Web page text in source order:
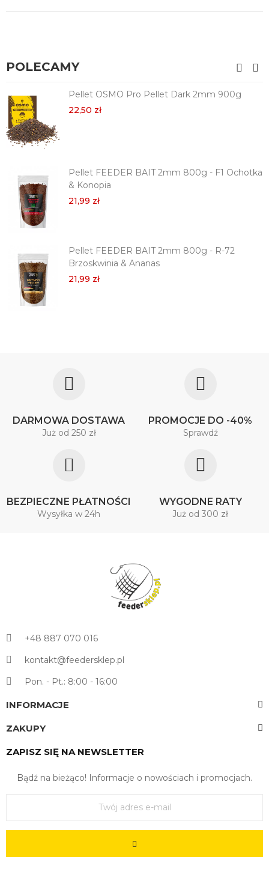
POLECAMY
Pellet OSMO Pro Pellet Dark 2mm 900g
22,50 zł
Pellet FEEDER BAIT 2mm 800g - F1 Ochotka
& Konopia
21,99 zł
Pellet FEEDER BAIT 2mm 800g - R-72
Brzoskwinia & Ananas
21,99 zł
DARMOWA DOSTAWA
Już od 250 zł
PROMOCJE DO -40%
Sprawdź
BEZPIECZNE PŁATNOŚCI
Wysyłka w 24h
WYGODNE RATY
Już od 300 zł
+48 887 070 016
kontakt@feedersklep.pl
Pon. - Pt.: 8:00 - 16:00
INFORMACJE
ZAKUPY
ZAPISZ SIĘ NA NEWSLETTER
Bądź na bieżąco! Informacje o nowościach i promocjach.